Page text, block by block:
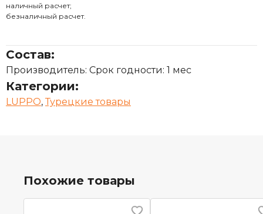
наличный расчет;
безналичный расчет.
Состав:
Производитель: Срок годности: 1 мес
Категории:
LUPPO,Турецкие товары
Похожие товары